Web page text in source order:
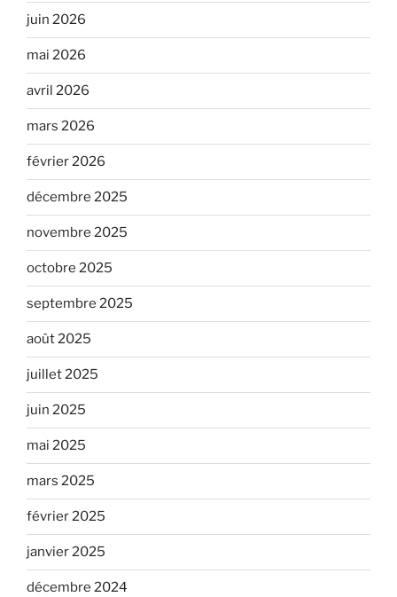
juin 2026
mai 2026
avril 2026
mars 2026
février 2026
décembre 2025
novembre 2025
octobre 2025
septembre 2025
août 2025
juillet 2025
juin 2025
mai 2025
mars 2025
février 2025
janvier 2025
décembre 2024